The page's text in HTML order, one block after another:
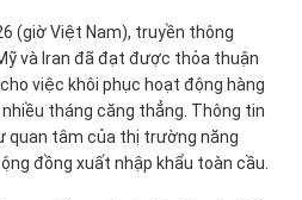
(giờ Việt Nam), truyền thông
và Iran đã đạt được thỏa thuận
việc khôi phục hoạt động hàng
tháng căng thẳng. Thông tin
quan tâm của thị trường năng
đồng xuất nhập khẩu toàn cầu.